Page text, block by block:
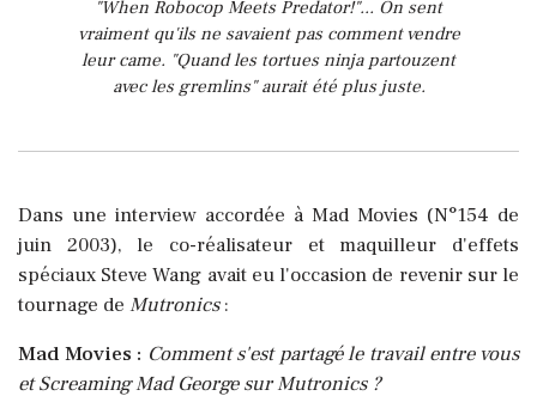
"When Robocop Meets Predator!"... On sent
vraiment qu'ils ne savaient pas comment vendre
leur came. "Quand les tortues ninja partouzent
avec les gremlins" aurait été plus juste.
Dans une interview accordée à Mad Movies (N°154 de
juin 2003), le co-réalisateur et maquilleur d'effets
spéciaux Steve Wang avait eu l'occasion de revenir sur le
tournage de Mutronics:
Mad Movies : Comment s'est partagé le travail entre vous
et Screaming Mad George sur Mutronics ?